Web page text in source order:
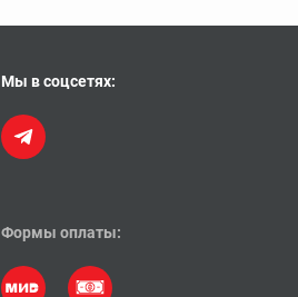
Мы в соцсетях:
Формы оплаты: